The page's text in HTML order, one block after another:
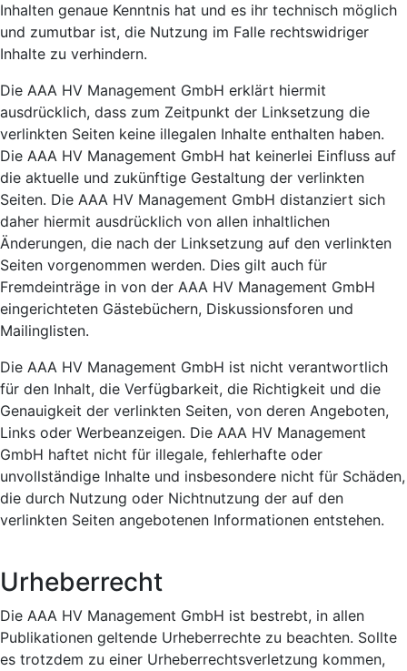
Inhalten genaue Kenntnis hat und es ihr technisch möglich
und zumutbar ist, die Nutzung im Falle rechtswidriger
Inhalte zu verhindern.
Die AAA HV Management GmbH erklärt hiermit
ausdrücklich, dass zum Zeitpunkt der Linksetzung die
verlinkten Seiten keine illegalen Inhalte enthalten haben.
Die AAA HV Management GmbH hat keinerlei Einfluss auf
die aktuelle und zukünftige Gestaltung der verlinkten
Seiten. Die AAA HV Management GmbH distanziert sich
daher hiermit ausdrücklich von allen inhaltlichen
Änderungen, die nach der Linksetzung auf den verlinkten
Seiten vorgenommen werden. Dies gilt auch für
Fremdeinträge in von der AAA HV Management GmbH
eingerichteten Gästebüchern, Diskussionsforen und
Mailinglisten.
Die AAA HV Management GmbH ist nicht verantwortlich
für den Inhalt, die Verfügbarkeit, die Richtigkeit und die
Genauigkeit der verlinkten Seiten, von deren Angeboten,
Links oder Werbeanzeigen. Die AAA HV Management
GmbH haftet nicht für illegale, fehlerhafte oder
unvollständige Inhalte und insbesondere nicht für Schäden,
die durch Nutzung oder Nichtnutzung der auf den
verlinkten Seiten angebotenen Informationen entstehen.
Urheberrecht
Die AAA HV Management GmbH ist bestrebt, in allen
Publikationen geltende Urheberrechte zu beachten. Sollte
es trotzdem zu einer Urheberrechtsverletzung kommen,